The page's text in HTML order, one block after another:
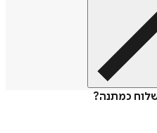
כמתנה?